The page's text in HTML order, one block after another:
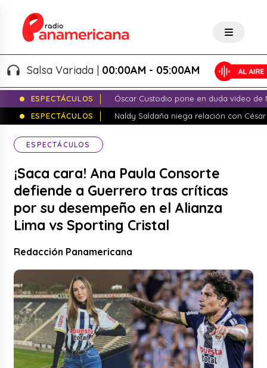
Salsa Variada |00:00AM - 05:00AM
ESPECTÁCULOS
Óscar Custodio pone en duda video de
ESPECTÁCULOS
Naldy Saldaña niega relación con
ESPECTÁCULOS
¡Saca cara! Ana Paula Consorte
defiende a Guerrero tras críticas
por su desempeño en el Alianza
Lima vs Sporting Cristal
Redacción Panamericana